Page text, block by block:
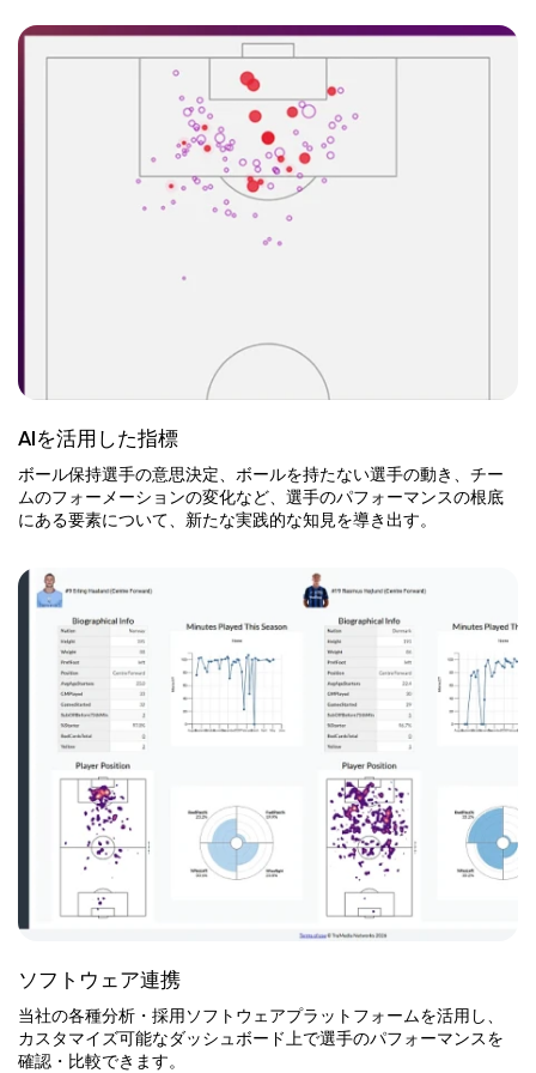
AIを活用した指標
ボール保持選手の意思決定、ボールを持たない選手の動き、チー
ムのフォーメーションの変化など、選手のパフォーマンスの根底
にある要素について、新たな実践的な知見を導き出す。
ソフトウェア連携
当社の各種分析・採用ソフトウェアプラットフォームを活用し、
カスタマイズ可能なダッシュボード上で選手のパフォーマンスを
確認・比較できます。